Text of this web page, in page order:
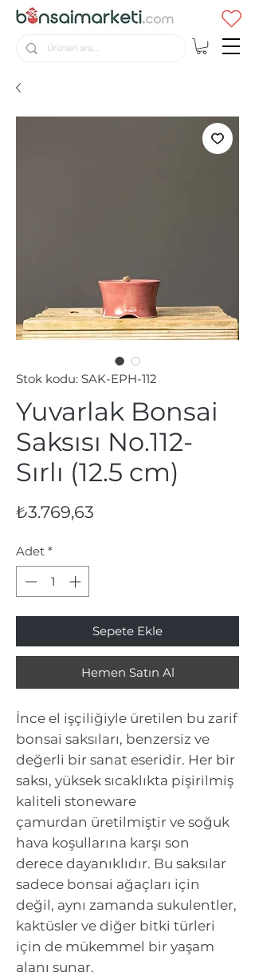
Stok kodu: SAK-EPH-112
Yuvarlak Bonsai
Saksısı No.112-
Sırlı (12.5 cm)
₺3.769,63
Adet *
Sepete Ekle
Hemen Satın Al
İnce el işçiliğiyle üretilen bu zarif
bonsai saksıları, benzersiz ve
değerli bir sanat eseridir. Her bir
saksı, yüksek sıcaklıkta pişirilmiş
kaliteli stoneware
çamurdan üretilmiştir ve soğuk
hava koşullarına karşı son
derece dayanıklıdır. Bu saksılar
sadece bonsai ağaçları için
değil, aynı zamanda sukulentler,
kaktüsler ve diğer bitki türleri
için de mükemmel bir yaşam
alanı sunar.